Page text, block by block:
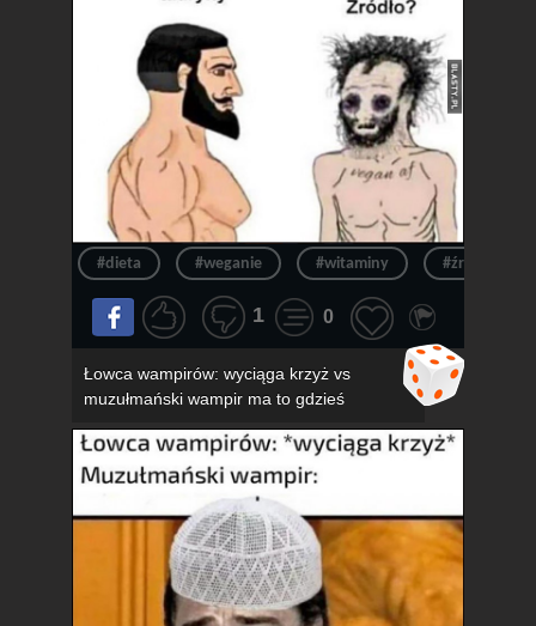
#dieta #weganie #witaminy #źródło
1 0
Łowca wampirów: wyciąga krzyż vs
muzułmański wampir ma to gdzieś